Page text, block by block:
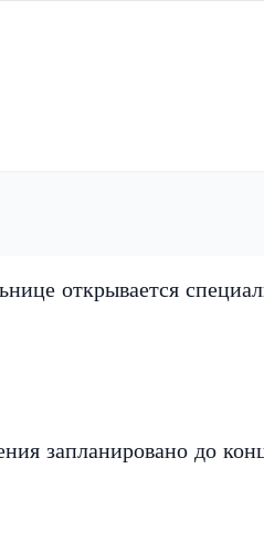
открывается
запланировано до